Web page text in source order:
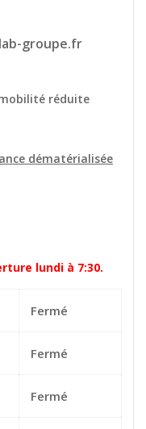
groupe.fr
réduite
dématérialisée
lundi à 7:30.
Fermé
Fermé
Fermé